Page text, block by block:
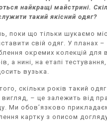
найкращі майстрині.
такий якісний одяг?
поки що тільки шукаємо
свій одяг. У планах –
окремих колекцій для
а нині, на етапі
вузька.
скільки років такий
вигляд, – це залежить від
Ми обов’язково
картку з описом